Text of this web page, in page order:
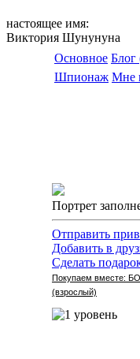
настоящее имя:
Виктория Шунунуна
Основное Блог
Шпионаж Мне
Портрет
Отправить
Добавить в
Сделать
Покупаем вместе:
(взрослый)